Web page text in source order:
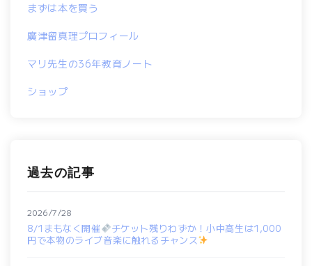
まずは本を買う
廣津留真理プロフィール
マリ先生の36年教育ノート
ショップ
過去の記事
8/1まもなく開催
チケット残りわずか！小中高生は1,000
円で本物のライブ音楽に触れるチャンス
2026/7/28